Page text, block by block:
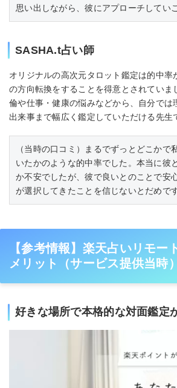
思い出しながら、彼にアプローチしてい
SASHA.t占い師
オリジナルの高次元タロット鑑定は的中率
の方向転換をすることを得意とされていま
倫や仕事・健康の悩みなどから、自分では
出来事まで幅広く鑑定していただける先生
（当時の口コミ）まるでずっとどこかで
いたかのような的中率でした。本当に彼
か不安でしたが、彼で良いとのことで安
が選択してきたことを信じないとだめです
【参考情報】楽天占いリモー
メリット（サービス提供当時）
好きな場所で本格的な対面鑑定